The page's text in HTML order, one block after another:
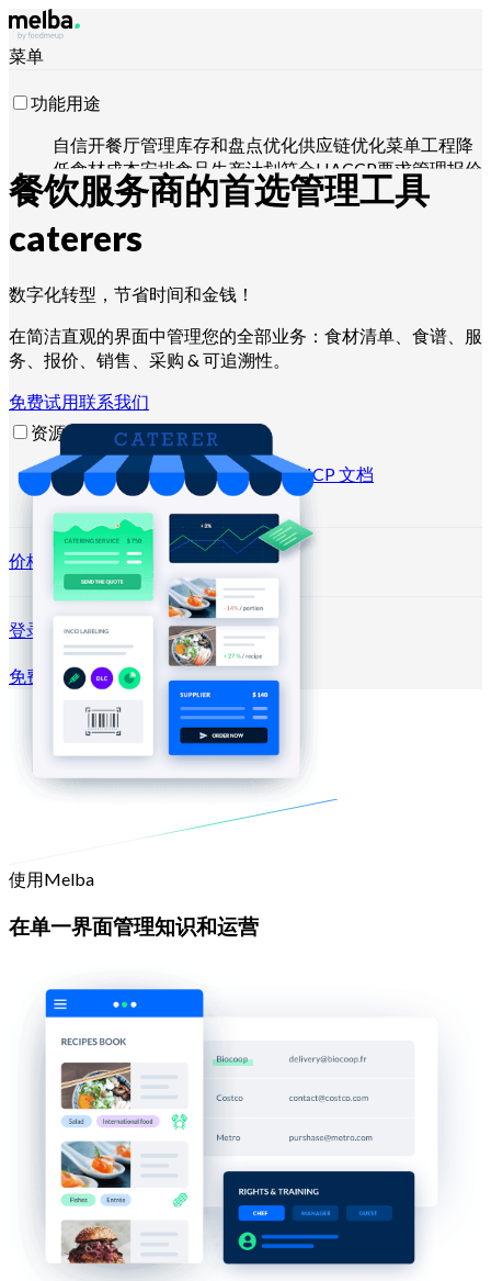
菜单
功能用途
自信开餐厅管理库存和盘点优化供应链优化菜单工程降
低食材成本安排食品生产计划符合HACCP要求管理报价
并分析销售用 Claude、ChatGPT 或 API 操控
面包师和甜点师酒店餐厅
资源
博客帮助中心新闻通讯API 文档MCP 文档
价格方案
登录 →
免费试用注册
餐饮服务商的首选管理工具
caterers
数字化转型，节省时间和金钱！
在简洁直观的界面中管理您的全部业务：食材清单、食谱、服
务、报价、销售、采购 & 可追溯性。
免费试用联系我们
使用Melba
在单一界面管理知识和运营